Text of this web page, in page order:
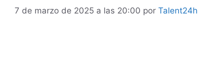
7 de marzo de 2025 a las 20:00 por Talent24h